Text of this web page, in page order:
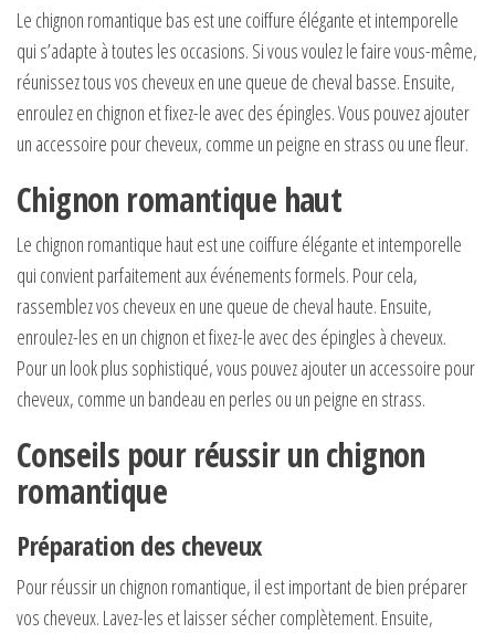
Le chignon romantique bas est une coiffure élégante et intemporelle
qui s’adapte à toutes les occasions. Si vous voulez le faire vous-même,
réunissez tous vos cheveux en une queue de cheval basse. Ensuite,
enroulez en chignon et fixez-le avec des épingles. Vous pouvez ajouter
un accessoire pour cheveux, comme un peigne en strass ou une fleur.
Chignon romantique haut
Le chignon romantique haut est une coiffure élégante et intemporelle
qui convient parfaitement aux événements formels. Pour cela,
rassemblez vos cheveux en une queue de cheval haute. Ensuite,
enroulez-les en un chignon et fixez-le avec des épingles à cheveux.
Pour un look plus sophistiqué, vous pouvez ajouter un accessoire pour
cheveux, comme un bandeau en perles ou un peigne en strass.
Conseils pour réussir un chignon
romantique
Préparation des cheveux
Pour réussir un chignon romantique, il est important de bien préparer
vos cheveux. Lavez-les et laisser sécher complètement. Ensuite,